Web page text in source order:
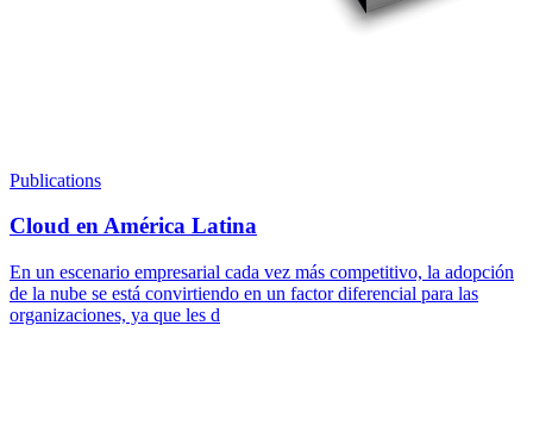
Publications
Cloud en América Latina
En un escenario empresarial cada vez más competitivo, la adopción
de la nube se está convirtiendo en un factor diferencial para las
organizaciones, ya que les d